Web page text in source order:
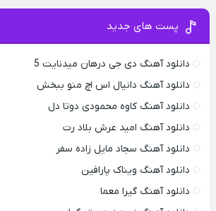
پست های جدید
دانلود آهنگ دی جی درهان میدنایت 5
دانلود آهنگ دانیال اس اچ منو ببخش
دانلود آهنگ کاوه محمودی دوتا دل
دانلود آهنگ امید عرش بلاد رت
دانلود آهنگ سجاد مایل زاده سفر
دانلود آهنگ ویناک پارافین
دانلود آهنگ گیرا معما